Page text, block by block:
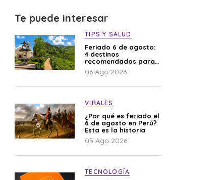
Te puede interesar
TIPS Y SALUD
Feriado 6 de agosto:
4 destinos
recomendados para
disfrutar el descanso
06 Ago 2026
VIRALES
¿Por qué es feriado el
6 de agosto en Perú?
Esta es la historia
05 Ago 2026
TECNOLOGÍA